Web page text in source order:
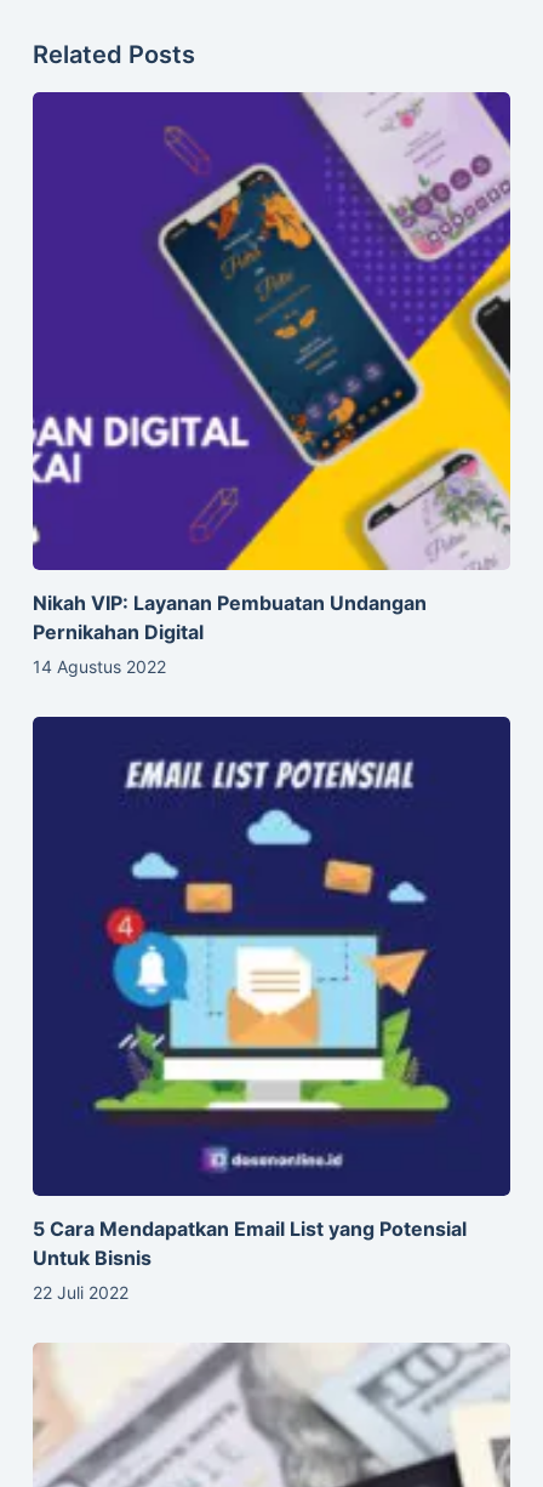
Related Posts
Nikah VIP: Layanan Pembuatan Undangan
Pernikahan Digital
14 Agustus 2022
5 Cara Mendapatkan Email List yang Potensial
Untuk Bisnis
22 Juli 2022